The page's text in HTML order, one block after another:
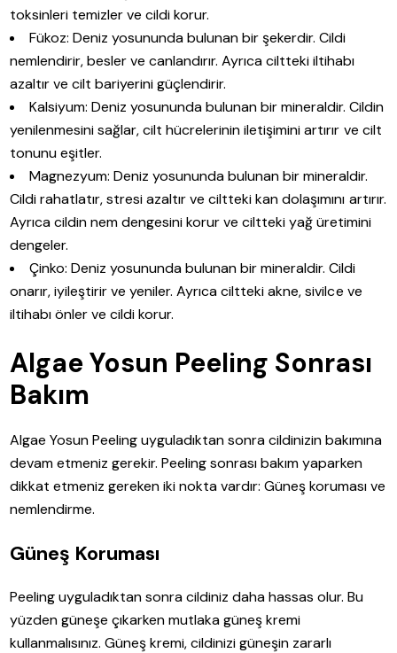
toksinleri temizler ve cildi korur.
Fükoz: Deniz yosununda bulunan bir şekerdir. Cildi
nemlendirir, besler ve canlandırır. Ayrıca ciltteki iltihabı
azaltır ve cilt bariyerini güçlendirir.
Kalsiyum: Deniz yosununda bulunan bir mineraldir. Cildin
yenilenmesini sağlar, cilt hücrelerinin iletişimini artırır ve cilt
tonunu eşitler.
Magnezyum: Deniz yosununda bulunan bir mineraldir.
Cildi rahatlatır, stresi azaltır ve ciltteki kan dolaşımını artırır.
Ayrıca cildin nem dengesini korur ve ciltteki yağ üretimini
dengeler.
Çinko: Deniz yosununda bulunan bir mineraldir. Cildi
onarır, iyileştirir ve yeniler. Ayrıca ciltteki akne, sivilce ve
iltihabı önler ve cildi korur.
Algae Yosun Peeling Sonrası
Bakım
Algae Yosun Peeling uyguladıktan sonra cildinizin bakımına
devam etmeniz gerekir. Peeling sonrası bakım yaparken
dikkat etmeniz gereken iki nokta vardır: Güneş koruması ve
nemlendirme.
Güneş Koruması
Peeling uyguladıktan sonra cildiniz daha hassas olur. Bu
yüzden güneşe çıkarken mutlaka güneş kremi
kullanmalısınız. Güneş kremi, cildinizi güneşin zararlı